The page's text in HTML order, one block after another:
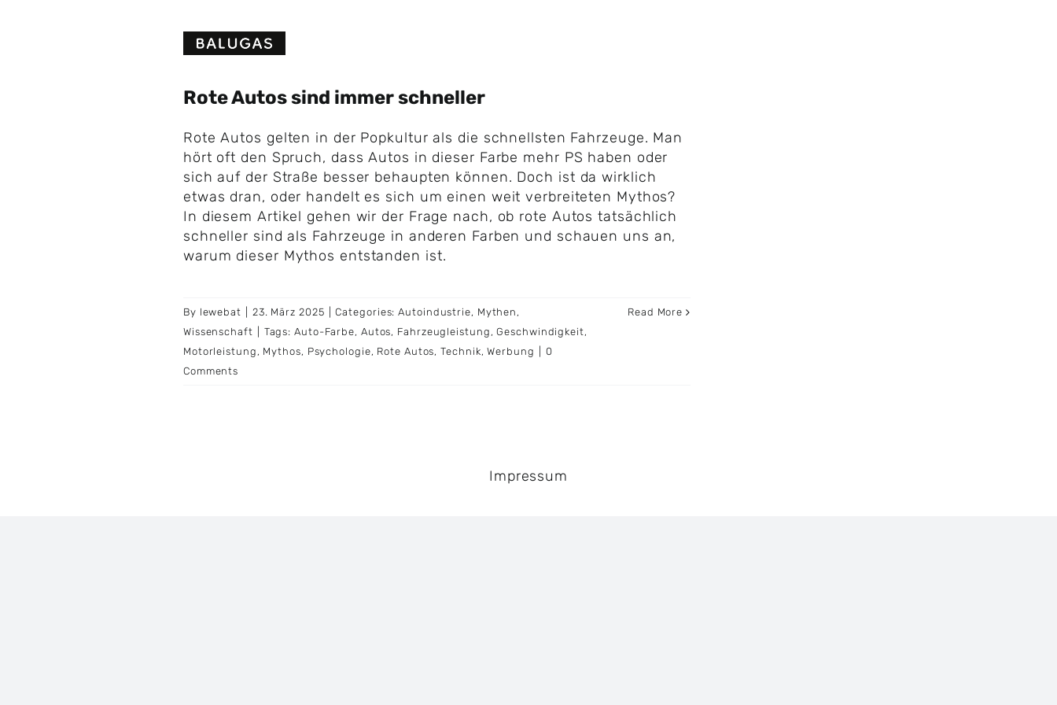
Rote Autos sind immer schneller
Rote Autos gelten in der Popkultur als die schnellsten Fahrzeuge. Man
hört oft den Spruch, dass Autos in dieser Farbe mehr PS haben oder
sich auf der Straße besser behaupten können. Doch ist da wirklich
etwas dran, oder handelt es sich um einen weit verbreiteten Mythos?
In diesem Artikel gehen wir der Frage nach, ob rote Autos tatsächlich
schneller sind als Fahrzeuge in anderen Farben und schauen uns an,
warum dieser Mythos entstanden ist.
By lewebat 23. März 2025 Categories:Autoindustrie, Mythen ,
Wissenschaft
Tags:Auto-Farbe, Autos, Fahrzeugleistung ,Geschwindigkeit,
Motorleistung , Mythos, Psychologie, Rote Autos,Technik,Werbung
0
Comments
Read More
Impressum